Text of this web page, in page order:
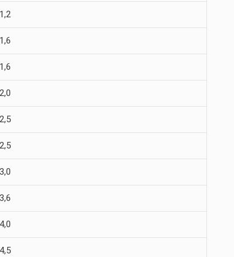
1,2
1,6
1,6
2,0
2,5
2,5
3,0
3,6
4,0
4,5